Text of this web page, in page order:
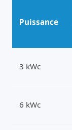
Puissance
3 kWc
6 kWc